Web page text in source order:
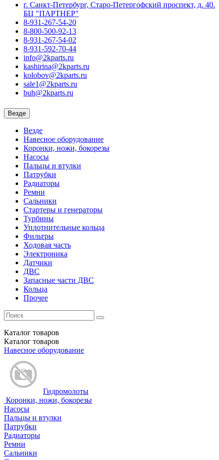
г. Санкт-Петербург, Старо-Петергофский проспект, д. 40.
БЦ "ПАРТНЕР"
8-931-267-54-20
8-800-500-92-13
8-931-267-54-02
8-931-592-70-44
info@2kparts.ru
kashirina@2kparts.ru
kolobov@2kparts.ru
sale1@2kparts.ru
buh@2kparts.ru
Везде
Везде
Навесное оборудование
Коронки, ножи, бокорезы
Насосы
Пальцы и втулки
Патрубки
Радиаторы
Ремни
Сальники
Стартеры и генераторы
Турбины
Уплотнительные кольца
Фильтры
Ходовая часть
Электроника
Датчики
ДВС
Запасные части ДВС
Кольца
Прочее
Каталог товаров
Каталог товаров
Навесное оборудование
Гидромолоты
Коронки, ножи, бокорезы
Насосы
Пальцы и втулки
Патрубки
Радиаторы
Ремни
Сальники